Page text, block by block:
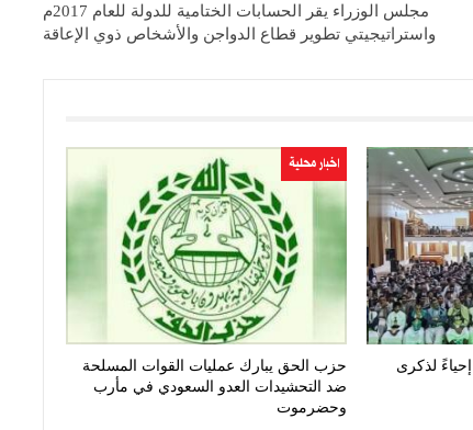
مجلس الوزراء يقر الحسابات الختامية للدولة للعام 2017م
واستراتيجيتي تطوير قطاع الدواجن والأشخاص ذوي الإعاقة
لذكرى
اخبار محلية
حزب الحق يبارك عمليات القوات المسلحة
ضد التحشيدات العدو السعودي في مأرب
وحضرموت